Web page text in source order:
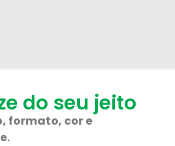
do seu jeito
formato, cor e